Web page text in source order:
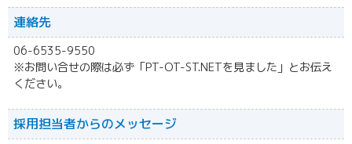
連絡先
06-6535-9550
※お問い合せの際は必ず「PT-OT-ST.NETを見ました」とお伝え
ください。
採用担当者からのメッセージ